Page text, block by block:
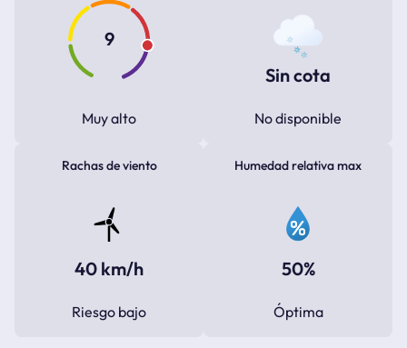
9
Muy alto
Sin cota
No disponible
Rachas de viento
40 km/h
Riesgo bajo
Humedad relativa max
50%
Óptima